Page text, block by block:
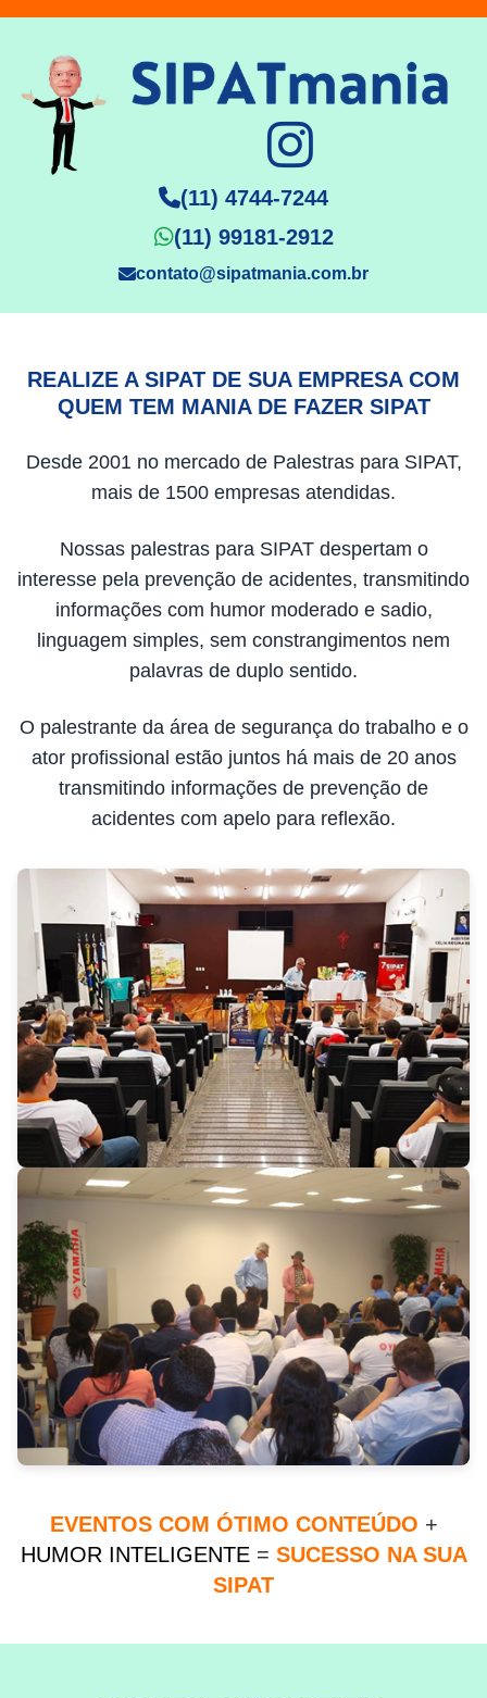
(11) 4744-7244
(11) 99181-2912
contato@sipatmania.com.br
REALIZE A SIPAT DE SUA EMPRESA COM
QUEM TEM MANIA DE FAZER SIPAT
Desde 2001 no mercado de Palestras para SIPAT,
mais de 1500 empresas atendidas.
Nossas palestras para SIPAT despertam o
interesse pela prevenção de acidentes, transmitindo
informações com humor moderado e sadio,
linguagem simples, sem constrangimentos nem
palavras de duplo sentido.
O palestrante da área de segurança do trabalho e o
ator profissional estão juntos há mais de 20 anos
transmitindo informações de prevenção de
acidentes com apelo para reflexão.
EVENTOS COM ÓTIMO CONTEÚDO +
HUMOR INTELIGENTE = SUCESSO NA SUA
SIPAT